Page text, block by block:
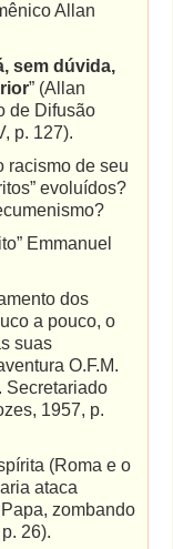
Allan
sem dúvida,
” (Allan
de Difusão
p. 127).
racismo de seu
evoluídos?
Emmanuel
dos
a pouco, o
suas
O.F.M.
. Secretariado
1957, p.
(Roma e o
ataca
zombando
26).